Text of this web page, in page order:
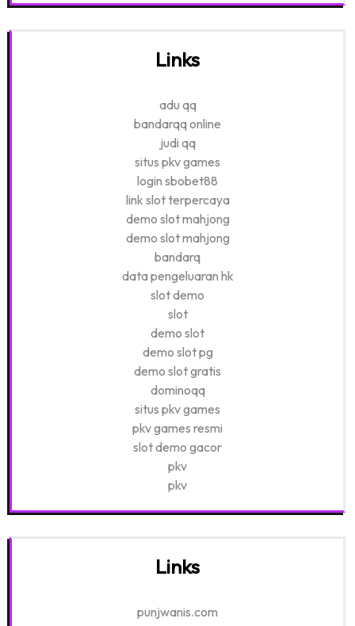
Links
adu qq
bandarqq online
judi qq
situs pkv games
login sbobet88
link slot terpercaya
demo slot mahjong
demo slot mahjong
bandarq
data pengeluaran hk
slot demo
slot
demo slot
demo slot pg
demo slot gratis
dominoqq
situs pkv games
pkv games resmi
slot demo gacor
pkv
pkv
Links
punjwanis.com